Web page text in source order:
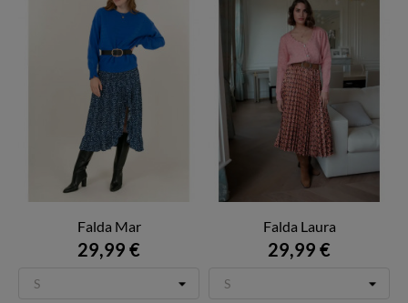
Falda Mar
29,99 €
Falda Laura
29,99 €